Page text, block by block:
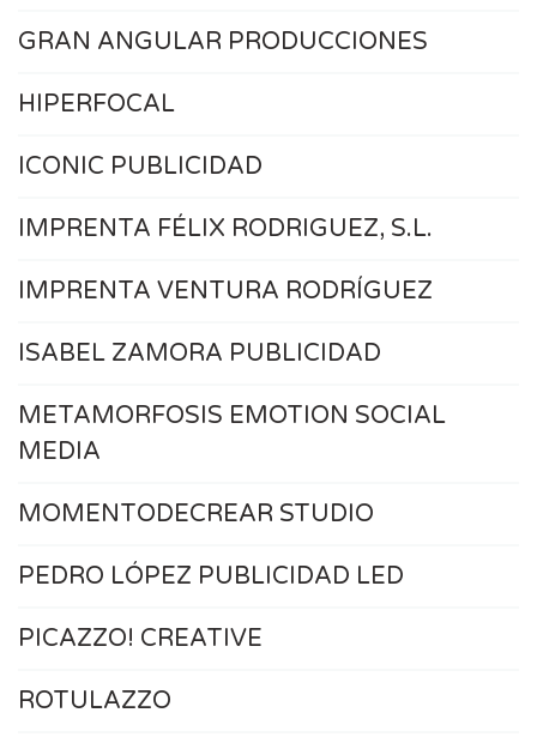
GRAN ANGULAR PRODUCCIONES
HIPERFOCAL
ICONIC PUBLICIDAD
IMPRENTA FÉLIX RODRIGUEZ, S.L.
IMPRENTA VENTURA RODRÍGUEZ
ISABEL ZAMORA PUBLICIDAD
METAMORFOSIS EMOTION SOCIAL
MEDIA
MOMENTODECREAR STUDIO
PEDRO LÓPEZ PUBLICIDAD LED
PICAZZO! CREATIVE
ROTULAZZO